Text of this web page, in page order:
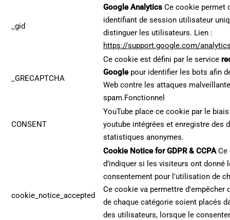
_gid
Google Analytics Ce cookie permet
identifiant de session utilisateur
distinguer les utilisateurs. Lien :
https://support.google.com/
_GRECAPTCHA
Ce cookie est défini par le service
Googlepour identifier les bots afin
Web contre les attaques
spam.Fonctionnel
CONSENT
YouTube place ce cookie par le
youtube intégrées et enregistre des
statistiques anonymes.
cookie_notice_accepted
Cookie Notice for GDPR & CCPACe
d’indiquer si les visiteurs ont donné
consentement pour l'utilisation de
Ce cookie va permettre d'empêcher
de chaque catégorie soient placés
des utilisateurs, lorsque le